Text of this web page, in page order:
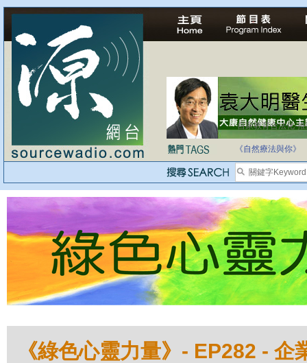
自家教育合法化-
《自然療法與你》
《綠色心靈力量》- EP282 -